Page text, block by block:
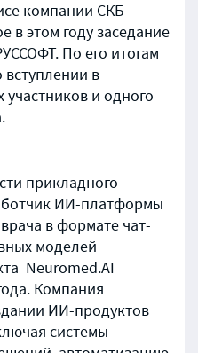
компании СКБ
в этом году заседание
По его итогам
в
и одного
прикладного
ИИ-платформы
в формате чат-
моделей
Neuromed.AI
Компания
ИИ-продуктов
системы